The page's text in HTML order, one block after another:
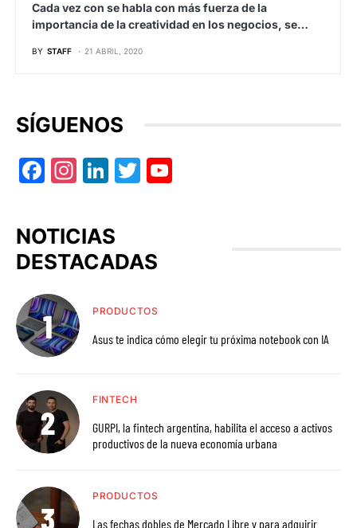
Cada vez con se habla con más fuerza de la
importancia de la creatividad en los negocios, se…
BY STAFF 21 ABRIL, 2020
SÍGUENOS
Facebook
Instagram
LinkedIn
Twitter
NOTICIAS
DESTACADAS
PRODUCTOS
Asus te indica cómo elegir tu próxima notebook con IA
FINTECH
GURPI, la fintech argentina, habilita el acceso a activos
productivos de la nueva economía urbana
PRODUCTOS
Las fechas dobles de Mercado Libre y para adquirir